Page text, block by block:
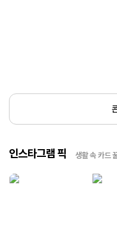
인스타그램 픽 생활 속 카드